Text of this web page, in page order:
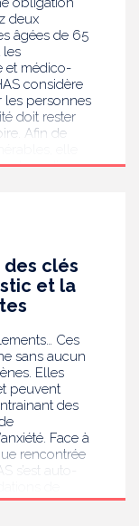
deux
âgées de 65
les
et médico-
considère
personnes
doit rester
Afin de
place d’une
dans les
des
personnes à
des clés
et la
Ces
sans aucun
Elles
peuvent
des
Face à
rencontrée
s’est auto-
et